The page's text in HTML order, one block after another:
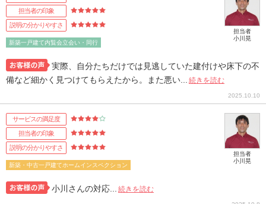
担当者の印象
説明の分かりやすさ
新築一戸建て内覧会立会い・同行
担当者
小川晃
実際、自分たちだけでは見逃していた建付けや床下の不
備など細かく見つけてもらえたから。また悪い...
続きを読む
2025.10.10
サービスの満足度
担当者の印象
説明の分かりやすさ
新築・中古一戸建てホームインスペクション
担当者
小川晃
小川さんの対応... 続きを読む